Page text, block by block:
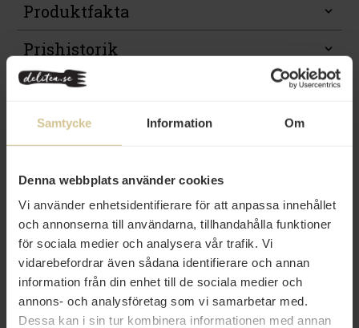
Samtycke Information Om
Denna webbplats använder cookies
Vi använder enhetsidentifierare för att anpassa innehållet
och annonserna till användarna, tillhandahålla funktioner
för sociala medier och analysera vår trafik. Vi
vidarebefordrar även sådana identifierare och annan
information från din enhet till de sociala medier och
annons- och analysföretag som vi samarbetar med.
Dessa kan i sin tur kombinera informationen med annan
Produktfakta
Prishistorik
46 kr 79 kr